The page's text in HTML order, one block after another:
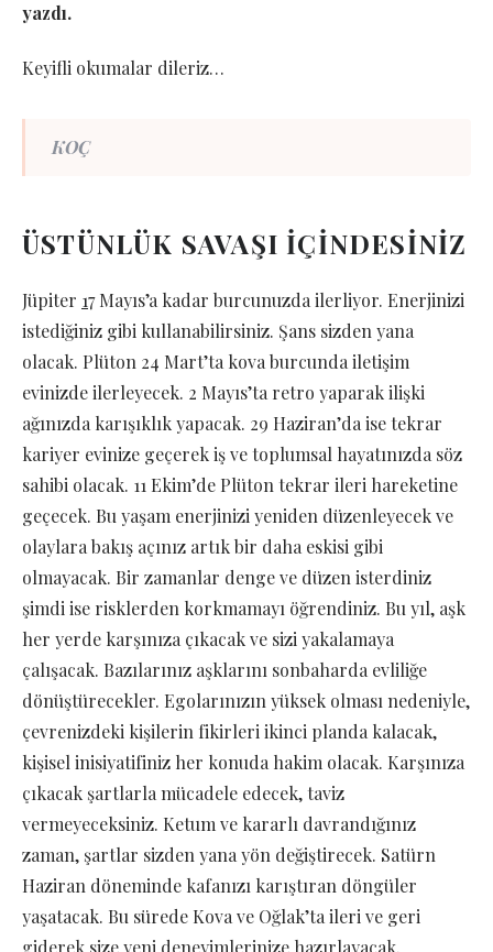
yazdı.
Keyifli okumalar dileriz…
KOÇ
ÜSTÜNLÜK SAVAŞI İÇİNDESİNİZ
Jüpiter 17 Mayıs’a kadar burcunuzda ilerliyor. Enerjinizi
istediğiniz gibi kullanabilirsiniz. Şans sizden yana
olacak. Plüton 24 Mart’ta kova burcunda iletişim
evinizde ilerleyecek. 2 Mayıs’ta retro yaparak ilişki
ağınızda karışıklık yapacak. 29 Haziran’da ise tekrar
kariyer evinize geçerek iş ve toplumsal hayatınızda söz
sahibi olacak. 11 Ekim’de Plüton tekrar ileri hareketine
geçecek. Bu yaşam enerjinizi yeniden düzenleyecek ve
olaylara bakış açınız artık bir daha eskisi gibi
olmayacak. Bir zamanlar denge ve düzen isterdiniz
şimdi ise risklerden korkmamayı öğrendiniz. Bu yıl, aşk
her yerde karşınıza çıkacak ve sizi yakalamaya
çalışacak. Bazılarınız aşklarını sonbaharda evliliğe
dönüştürecekler. Egolarınızın yüksek olması nedeniyle,
çevrenizdeki kişilerin fikirleri ikinci planda kalacak,
kişisel inisiyatifiniz her konuda hakim olacak. Karşınıza
çıkacak şartlarla mücadele edecek, taviz
vermeyeceksiniz. Ketum ve kararlı davrandığınız
zaman, şartlar sizden yana yön değiştirecek. Satürn
Haziran döneminde kafanızı karıştıran döngüler
yaşatacak. Bu sürede Kova ve Oğlak’ta ileri ve geri